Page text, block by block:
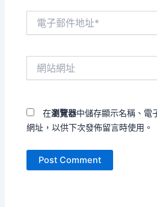
在瀏覽器中儲存顯示名稱、電
網址，以供下次發佈留言時使用。